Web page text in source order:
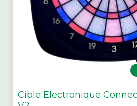
Cible Electronique